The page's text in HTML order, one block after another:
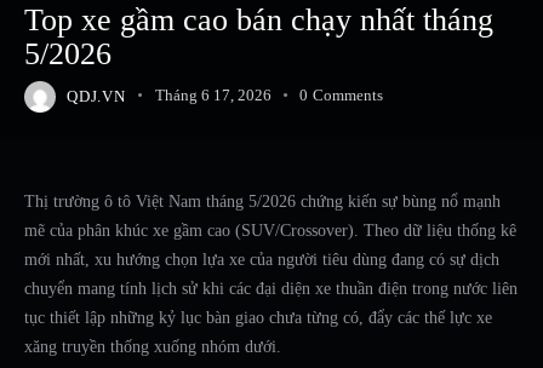
Top xe gầm cao bán chạy nhất tháng
5/2026
QDJ.VN Tháng 6 17, 2026 0 Comments
Thị trường ô tô Việt Nam tháng 5/2026 chứng kiến sự bùng nổ mạnh
mẽ của phân khúc xe gầm cao (SUV/Crossover). Theo dữ liệu thống kê
mới nhất, xu hướng chọn lựa xe của người tiêu dùng đang có sự dịch
chuyển mang tính lịch sử khi các đại diện xe thuần điện trong nước liên
tục thiết lập những kỷ lục bàn giao chưa từng có, đẩy các thế lực xe
xăng truyền thống xuống nhóm dưới.